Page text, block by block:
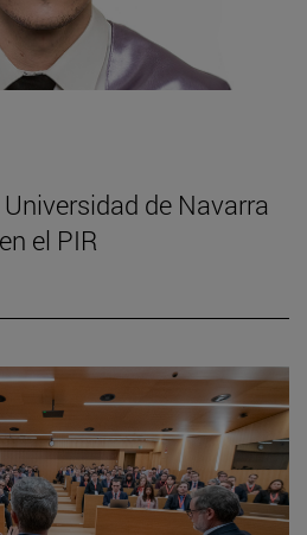
de Navarra
el PIR